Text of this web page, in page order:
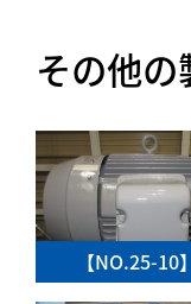
その他の
【NO.25-10